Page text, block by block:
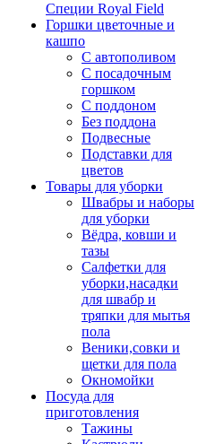
Специи Royal Field
Горшки цветочные и
кашпо
С автополивом
С посадочным
горшком
С поддоном
Без поддона
Подвесные
Подставки для
цветов
Товары для уборки
Швабры и наборы
для уборки
Вёдра, ковши и
тазы
Салфетки для
уборки,насадки
для швабр и
тряпки для мытья
пола
Веники,совки и
щетки для пола
Окномойки
Посуда для
приготовления
Тажины